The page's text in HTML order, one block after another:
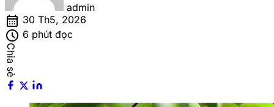
admin
calendar_month 30 Th5, 2026
schedule 6 phút đọc
Chia sẻ